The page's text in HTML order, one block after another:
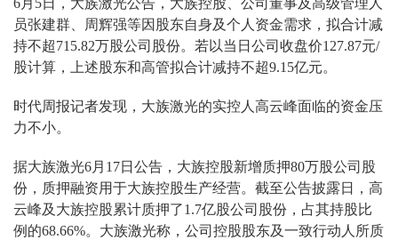
6月5日，大族激光公告，大族控股、公司董事及高级管理人
员张建群、周辉强等因股东自身及个人资金需求，拟合计减
持不超715.82万股公司股份。若以当日公司收盘价127.87元/
股计算，上述股东和高管拟合计减持不超9.15亿元。
时代周报记者发现，大族激光的实控人高云峰面临的资金压
力不小。
据大族激光6月17日公告，大族控股新增质押80万股公司股
份，质押融资用于大族控股生产经营。截至公告披露日，高
云峰及大族控股累计质押了1.7亿股公司股份，占其持股比
例的68.66%。大族激光称，公司控股股东及一致行动人所质